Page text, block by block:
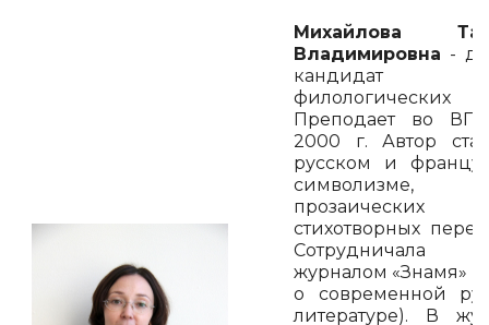
Михайлова
Владимировна -
кандидат
филологических
Преподает во
2000 г. Автор
русском и
символизме,
стихотворных
журналом «Знамя»
о современной
литературе). В